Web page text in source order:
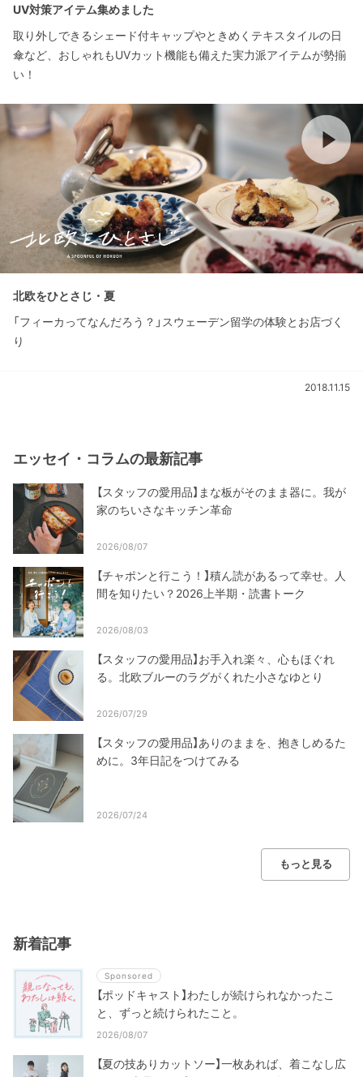
UV対策アイテム集めました
取り外しできるシェード付キャップやときめくテキスタイルの日
傘など、おしゃれもUVカット機能も備えた実力派アイテムが勢揃
い！
北欧をひとさじ・夏
「フィーカってなんだろう？」スウェーデン留学の体験とお店づく
り
2018.11.15
エッセイ・コラムの最新記事
【スタッフの愛用品】まな板がそのまま器に。我が
家のちいさなキッチン革命
2026/08/07
【チャポンと行こう！】積ん読があるって幸せ。人
間を知りたい？2026上半期・読書トーク
2026/08/03
【スタッフの愛用品】お手入れ楽々、心もほぐれ
る。北欧ブルーのラグがくれた小さなゆとり
2026/07/29
【スタッフの愛用品】ありのままを、抱きしめるた
めに。3年日記をつけてみる
2026/07/24
もっと見る
新着記事
Sponsored
【ポッドキャスト】わたしが続けられなかったこ
と、ずっと続けられたこと。
2026/08/07
【夏の技ありカットソー】一枚あれば、着こなし広